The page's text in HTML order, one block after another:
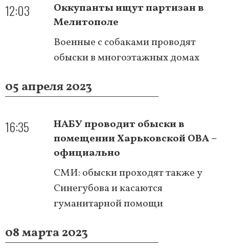
12:03
Оккупанты ищут партизан в
Мелитополе
Военные с собаками проводят
обыски в многоэтажных домах
05 апреля 2023
16:35
НАБУ проводит обыски в
помещении Харьковской ОВА –
официально
СМИ: обыски проходят также у
Синегубова и касаются
гуманитарной помощи
08 марта 2023